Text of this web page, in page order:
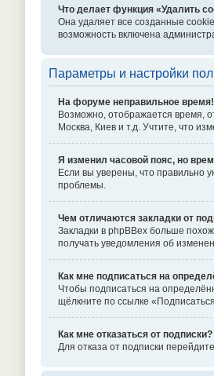
Что делает функция «Удалить
Она удаляет все созданные
возможность включена
Параметры и настройки
На форуме неправильное время!
Возможно, отображается время,
Москва, Киев и т.д. Учтите, что
Я изменил часовой пояс, но
Если вы уверены, что правильно
проблемы.
Чем отличаются закладки от
Закладки в phpBBex больше
получать уведомления об
Как мне подписаться на
Чтобы подписаться на
щёлкните по ссылке
Как мне отказаться от подписки?
Для отказа от подписки